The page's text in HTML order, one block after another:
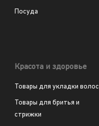
Посуда
Красота и здоровье
Товары для укладки волос
Товары для бритья и
стрижки